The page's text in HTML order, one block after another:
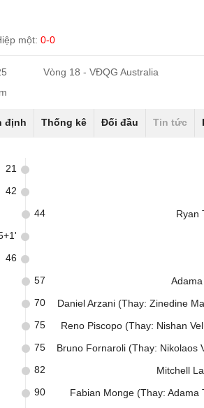
một:0-0
Vòng 18 - VĐQG Australia
định Thống kê Đối đầu Tin tức
21
42
Ryan
44
46
57
Daniel Arzani (Thay: Zinedine
70
Reno Piscopo (Thay: Nishan
75
Bruno Fornaroli (Thay: Nikolaos
75
Mitchell
82
Fabian Monge (Thay: Adama
90